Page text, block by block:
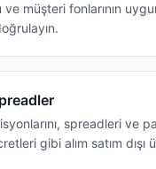
müşteri fonlarının
spreadleri ve
gibi alım satım dışı